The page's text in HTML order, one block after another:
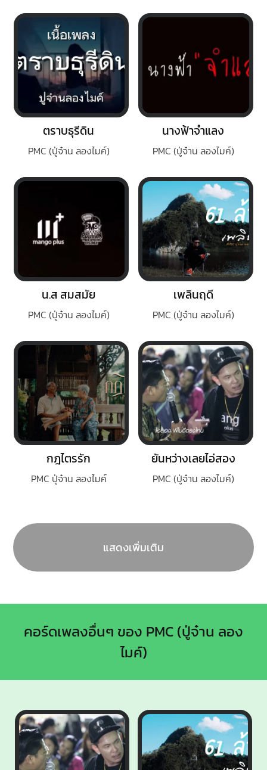
ตราบธุรีดิน
PMC (ปู่จ๋าน ลองไมค์)
นางฟ้าจำแลง
PMC (ปู่จ๋าน ลองไมค์)
น.ส สมสมัย
PMC (ปู่จ๋าน ลองไมค์)
เพลินฤดี
PMC (ปู่จ๋าน ลองไมค์)
กฎไตรรัก
PMC ปู่จ๋าน ลองไมค์
ยันหว่างเลยไอ่สอง
PMC (ปู่จ๋าน ลองไมค์)
แสดงเพิ่มเติม
คอร์ดเพลงอื่นๆ ของ PMC (ปู่จ๋าน ลอง
ไมค์)